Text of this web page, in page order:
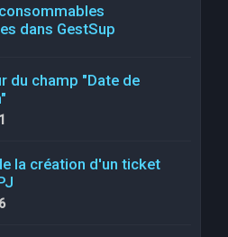
dans GestSup
du champ "Date de
1
la création d'un ticket
6